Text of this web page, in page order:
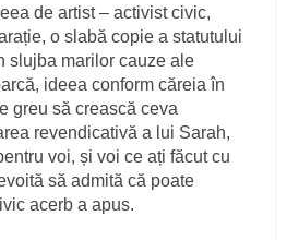
de artist – activist civic,
o slabă copie a statutului
slujba marilor cauze ale
ideea conform căreia în
greu să crească ceva
revendicativă a lui Sarah,
voi, și voi ce ați făcut cu
să admită că poate
acerb a apus.